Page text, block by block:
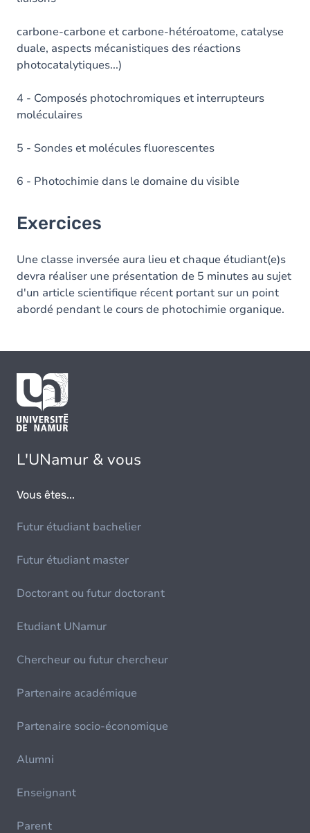
carbone-carbone et carbone-hétéroatome, catalyse
duale, aspects mécanistiques des réactions
photocatalytiques...)
4 - Composés photochromiques et interrupteurs
moléculaires
5 - Sondes et molécules fluorescentes
6 - Photochimie dans le domaine du visible
Exercices
Une classe inversée aura lieu et chaque étudiant(e)s
devra réaliser une présentation de 5 minutes au sujet
d'un article scientifique récent portant sur un point
abordé pendant le cours de photochimie organique.
L'UNamur & vous
Vous êtes...
Futur étudiant bachelier
Futur étudiant master
Doctorant ou futur doctorant
Etudiant UNamur
Chercheur ou futur chercheur
Partenaire académique
Partenaire socio-économique
Alumni
Enseignant
Parent